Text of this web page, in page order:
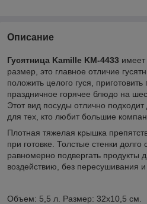
Описание
Гусятница Kamille KM-4433 имеет
размер, это главное отличие
положить целого гуся,
праздничное горячее блюдо на
Этот вид посуды отлично
для тех, кто любит большие
Плотная тяжелая крышка
при готовке. Толстые стенки
равномерно подвергать продукты
воздействию, без пересушивания и
Объем: 5,5 л. Размер: 32х10,5 см.